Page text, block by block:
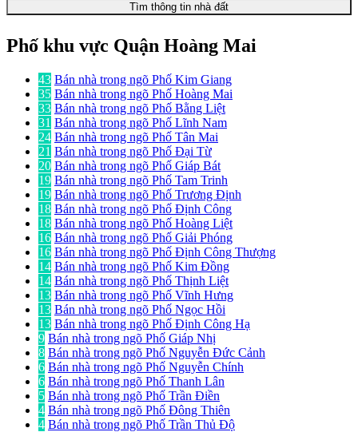
Tìm thông tin nhà đất
Phố khu vực Quận Hoàng Mai
43 Bán nhà trong ngõ Phố Kim Giang
35 Bán nhà trong ngõ Phố Hoàng Mai
33 Bán nhà trong ngõ Phố Bằng Liệt
31 Bán nhà trong ngõ Phố Lĩnh Nam
24 Bán nhà trong ngõ Phố Tân Mai
21 Bán nhà trong ngõ Phố Đại Từ
20 Bán nhà trong ngõ Phố Giáp Bát
19 Bán nhà trong ngõ Phố Tam Trinh
19 Bán nhà trong ngõ Phố Trương Định
18 Bán nhà trong ngõ Phố Định Công
18 Bán nhà trong ngõ Phố Hoàng Liệt
16 Bán nhà trong ngõ Phố Giải Phóng
16 Bán nhà trong ngõ Phố Định Công Thượng
14 Bán nhà trong ngõ Phố Kim Đồng
14 Bán nhà trong ngõ Phố Thịnh Liệt
13 Bán nhà trong ngõ Phố Vĩnh Hưng
13 Bán nhà trong ngõ Phố Ngọc Hồi
13 Bán nhà trong ngõ Phố Định Công Hạ
9 Bán nhà trong ngõ Phố Giáp Nhị
8 Bán nhà trong ngõ Phố Nguyễn Đức Cảnh
6 Bán nhà trong ngõ Phố Nguyễn Chính
6 Bán nhà trong ngõ Phố Thanh Lân
5 Bán nhà trong ngõ Phố Trần Điền
4 Bán nhà trong ngõ Phố Đông Thiên
4 Bán nhà trong ngõ Phố Trần Thủ Độ